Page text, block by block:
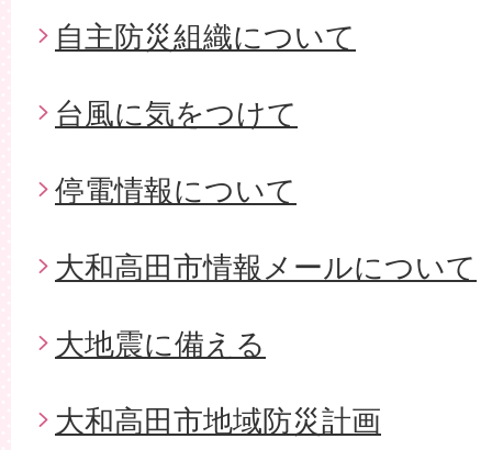
自主防災組織について
台風に気をつけて
停電情報について
大和高田市情報メールについて
大地震に備える
大和高田市地域防災計画